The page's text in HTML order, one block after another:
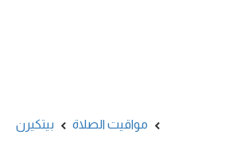
مواقيت الصلاة بيتكيرن